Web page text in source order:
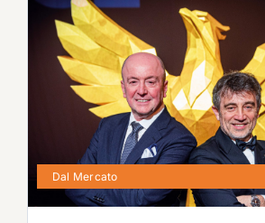
Dal Mercato